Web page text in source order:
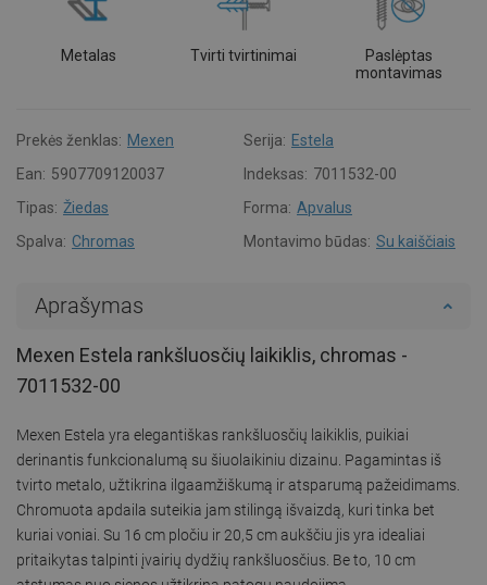
Metalas Tvirti tvirtinimai
Paslėptas
montavimas
Prekės ženklas: Mexen Serija: Estela
Ean: 5907709120037 Indeksas: 7011532-00
Tipas: Žiedas Forma: Apvalus
Spalva: Chromas Montavimo būdas: Su kaiščiais
Aprašymas
Mexen Estela rankšluosčių laikiklis, chromas -
7011532-00
Mexen Estela yra elegantiškas rankšluosčių laikiklis, puikiai
derinantis funkcionalumą su šiuolaikiniu dizainu. Pagamintas iš
tvirto metalo, užtikrina ilgaamžiškumą ir atsparumą pažeidimams.
Chromuota apdaila suteikia jam stilingą išvaizdą, kuri tinka bet
kuriai voniai. Su 16 cm pločiu ir 20,5 cm aukščiu jis yra idealiai
pritaikytas talpinti įvairių dydžių rankšluosčius. Be to, 10 cm